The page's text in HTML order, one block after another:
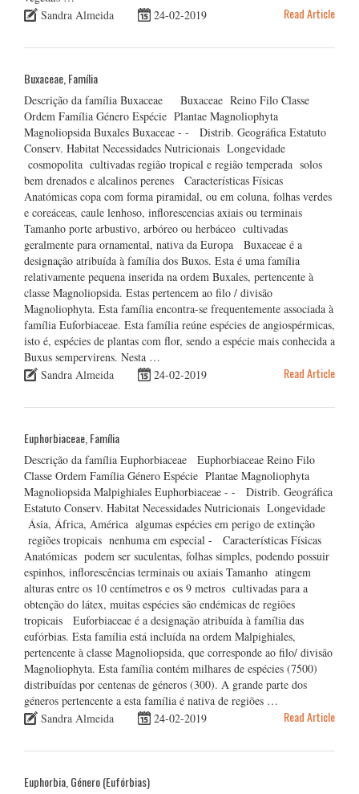
Sandra Almeida
24-02-2019 Read Article
Buxaceae, Família
Descrição da família Buxaceae Buxaceae Reino Filo Classe
Ordem Família Género Espécie Plantae Magnoliophyta
Magnoliopsida Buxales Buxaceae - - Distrib. Geográfica Estatuto
Conserv. Habitat Necessidades Nutricionais Longevidade
cosmopolita cultivadas região tropical e região temperada solos
bem drenados e alcalinos perenes Características Físicas
Anatómicas copa com forma piramidal, ou em coluna, folhas verdes
e coreáceas, caule lenhoso, inflorescencias axiais ou terminais
Tamanho porte arbustivo, arbóreo ou herbáceo cultivadas
geralmente para ornamental, nativa da Europa Buxaceae é a
designação atribuída à família dos Buxos. Esta é uma família
relativamente pequena inserida na ordem Buxales, pertencente à
classe Magnoliopsida. Estas pertencem ao filo / divisão
Magnoliophyta. Esta família encontra-se frequentemente associada à
família Euforbiaceae. Esta família reúne espécies de angiospérmicas,
isto é, espécies de plantas com flor, sendo a espécie mais conhecida a
Buxus sempervirens. Nesta …
Sandra Almeida
24-02-2019 Read Article
Euphorbiaceae, Família
Descrição da família Euphorbiaceae Euphorbiaceae Reino Filo
Classe Ordem Família Género Espécie Plantae Magnoliophyta
Magnoliopsida Malpighiales Euphorbiaceae - - Distrib. Geográfica
Estatuto Conserv. Habitat Necessidades Nutricionais Longevidade
Ásia, África, América algumas espécies em perigo de extinção
regiões tropicais nenhuma em especial - Características Físicas
Anatómicas podem ser suculentas, folhas simples, podendo possuir
espinhos, inflorescências terminais ou axiais Tamanho atingem
alturas entre os 10 centímetros e os 9 metros cultivadas para a
obtenção do látex, muitas espécies são endémicas de regiões
tropicais Euforbiaceae é a designação atribuída à família das
eufórbias. Esta família está incluída na ordem Malpighiales,
pertencente à classe Magnoliopsida, que corresponde ao filo/ divisão
Magnoliophyta. Esta família contém milhares de espécies (7500)
distribuídas por centenas de géneros (300). A grande parte dos
géneros pertencente a esta família é nativa de regiões …
Sandra Almeida
24-02-2019 Read Article
Euphorbia, Género (Eufórbias)